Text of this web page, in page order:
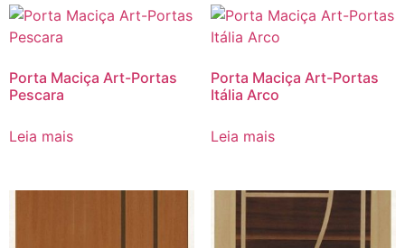
Porta Maciça Art-Portas
Pescara
Leia mais
Porta Maciça Art-Portas
Itália Arco
Leia mais